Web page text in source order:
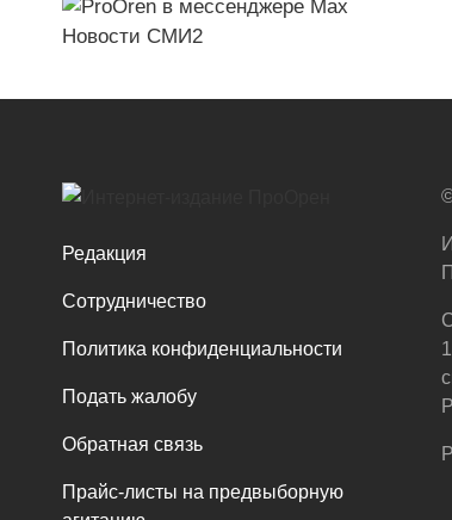
Новости СМИ2
Редакция
Сотрудничество
Политика конфиденциальности
Подать жалобу
Обратная связь
Прайс-листы на предвыборную